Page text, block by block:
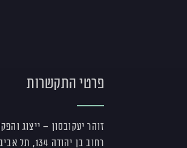
פרטי התקשרות
זוהר יעקובסון – ייצוג
רחוב בן יהודה 134, תל אביב